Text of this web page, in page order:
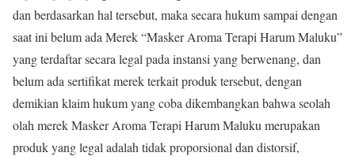
dan berdasarkan hal tersebut, maka secara hukum sampai dengan
saat ini belum ada Merek “Masker Aroma Terapi Harum Maluku”
yang terdaftar secara legal pada instansi yang berwenang, dan
belum ada sertifikat merek terkait produk tersebut, dengan
demikian klaim hukum yang coba dikembangkan bahwa seolah
olah merek Masker Aroma Terapi Harum Maluku merupakan
produk yang legal adalah tidak proporsional dan distorsif,